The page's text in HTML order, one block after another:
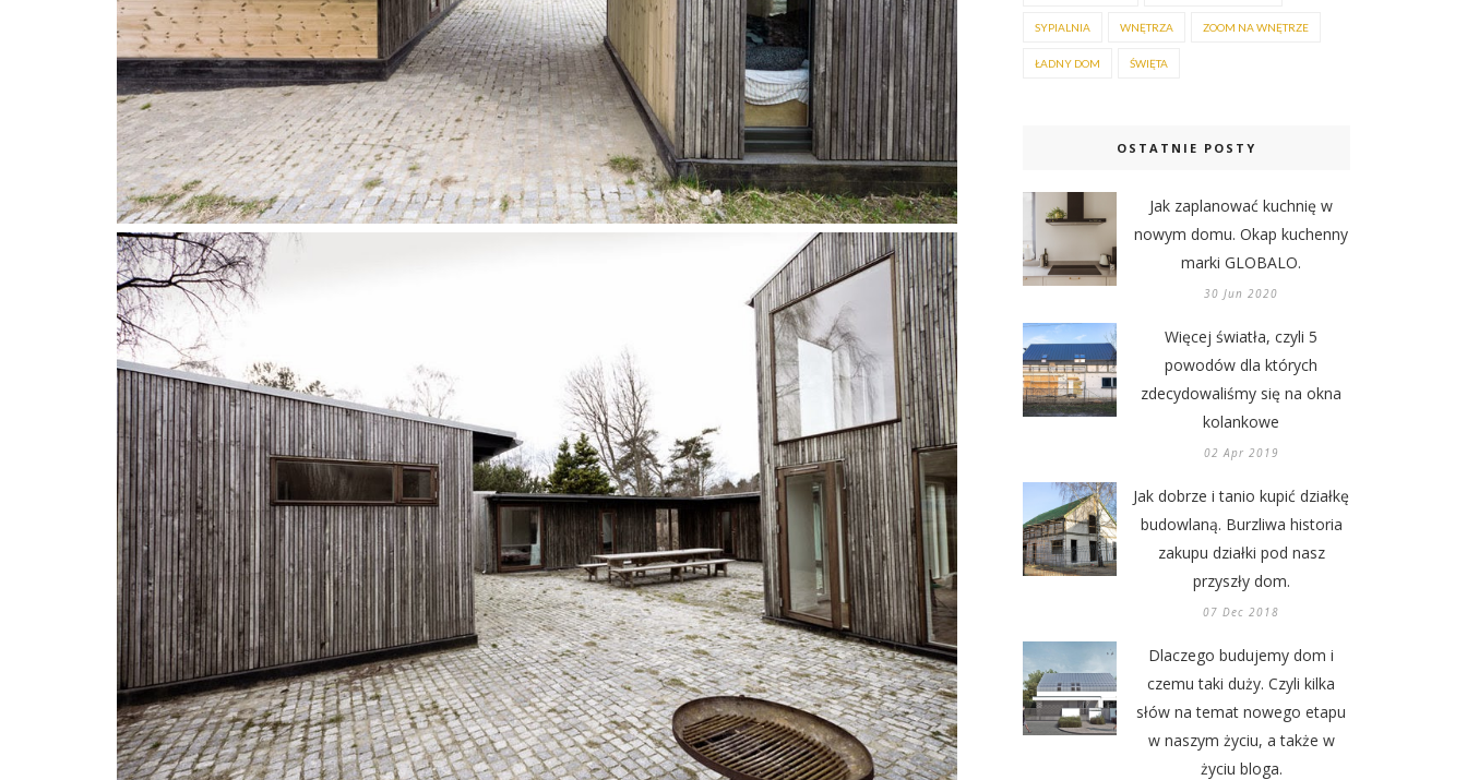
SYPIALNIA WNĘTRZA ZOOM NA WNĘTRZE
ŁADNY DOM ŚWIĘTA
OSTATNIE POSTY
Jak zaplanować kuchnię w
nowym domu. Okap kuchenny
marki GLOBALO.
30 Jun 2020
Więcej światła, czyli 5
powodów dla których
zdecydowaliśmy się na okna
kolankowe
02 Apr 2019
Jak dobrze i tanio kupić działkę
budowlaną. Burzliwa historia
zakupu działki pod nasz
przyszły dom.
07 Dec 2018
Dlaczego budujemy dom i
czemu taki duży. Czyli kilka
słów na temat nowego etapu
w naszym życiu, a także w
życiu bloga.